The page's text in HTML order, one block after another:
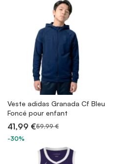
Veste adidas Granada Cf Bleu
Foncé pour enfant
41,99 €59,99 €
-30%